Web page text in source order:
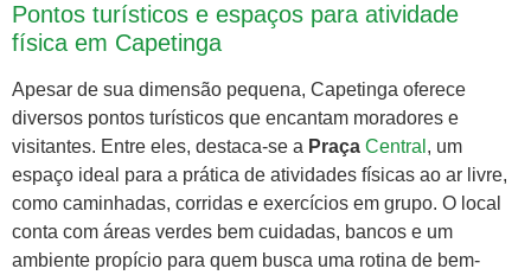
Pontos turísticos e espaços para atividade
física em Capetinga
Apesar de sua dimensão pequena, Capetinga oferece
diversos pontos turísticos que encantam moradores e
visitantes. Entre eles, destaca-se a Praça Central , um
espaço ideal para a prática de atividades físicas ao ar livre,
como caminhadas, corridas e exercícios em grupo. O local
conta com áreas verdes bem cuidadas, bancos e um
ambiente propício para quem busca uma rotina de bem-